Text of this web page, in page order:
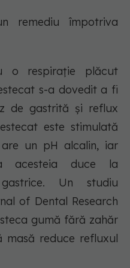
remediu împotriva
o respirație plăcut
s-a dovedit a fi
de gastrită și reflux
este stimulată
un pH alcalin, iar
acesteia duce la
Un studiu
of Dental Research
gumă fără zahăr
reduce refluxul